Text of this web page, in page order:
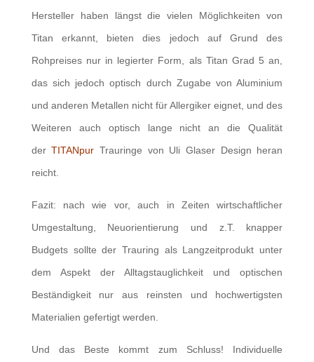
Hersteller haben längst die vielen Möglichkeiten von
Titan erkannt, bieten dies jedoch auf Grund des
Rohpreises nur in legierter Form, als Titan Grad 5 an,
das sich jedoch optisch durch Zugabe von Aluminium
und anderen Metallen nicht für Allergiker eignet, und des
Weiteren auch optisch lange nicht an die Qualität
derTITANpur Trauringe von Uli Glaser Design heran
reicht.
Fazit: nach wie vor, auch in Zeiten wirtschaftlicher
Umgestaltung, Neuorientierung und z.T. knapper
Budgets sollte der Trauring als Langzeitprodukt unter
dem Aspekt der Alltagstauglichkeit und optischen
Beständigkeit nur aus reinsten und hochwertigsten
Materialien gefertigt werden.
Und das Beste kommt zum Schluss! Individuelle